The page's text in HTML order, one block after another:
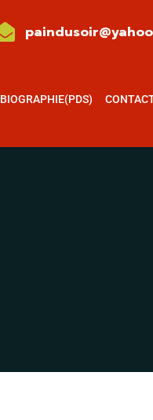
BIOGRAPHIE(PDS)